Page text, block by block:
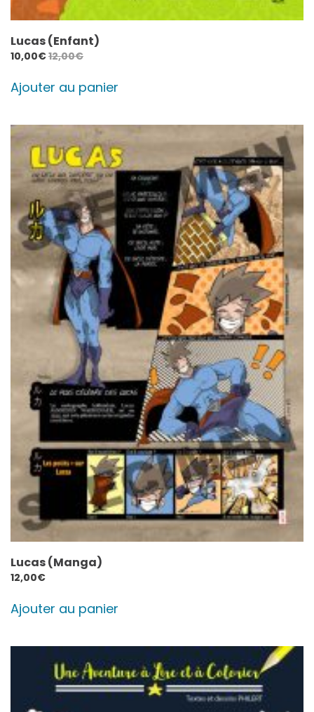
Lucas (Enfant)
10,00€12,00€
Ajouter au panier
Lucas (Manga)
12,00€
Ajouter au panier